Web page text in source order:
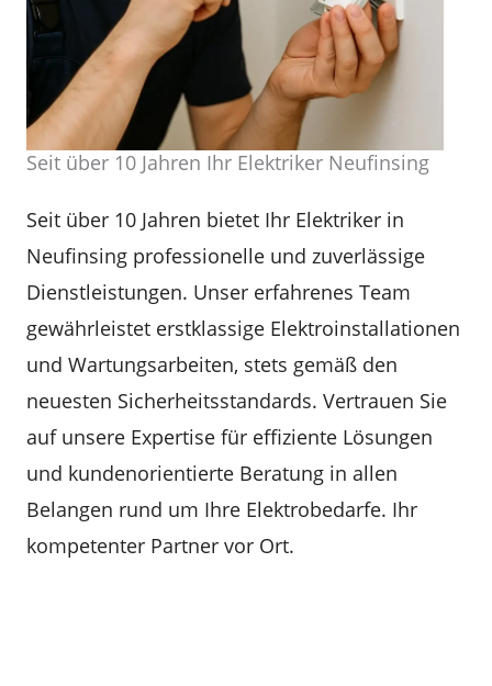
Seit über 10 Jahren Ihr Elektriker Neufinsing
Seit über 10 Jahren bietet Ihr Elektriker in
Neufinsing professionelle und zuverlässige
Dienstleistungen. Unser erfahrenes Team
gewährleistet erstklassige Elektroinstallationen
und Wartungsarbeiten, stets gemäß den
neuesten Sicherheitsstandards. Vertrauen Sie
auf unsere Expertise für effiziente Lösungen
und kundenorientierte Beratung in allen
Belangen rund um Ihre Elektrobedarfe. Ihr
kompetenter Partner vor Ort.